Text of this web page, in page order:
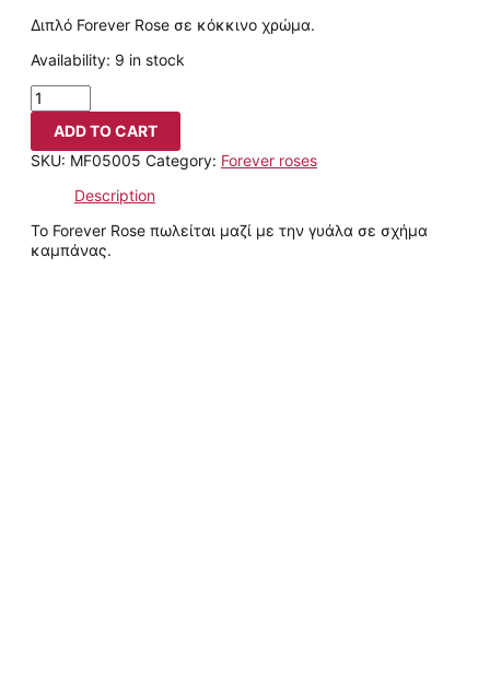
Διπλό Forever Rose σε κόκκινο χρώμα.
Availability: 9 in stock
ADD TO CART
SKU: MF05005 Category: Forever roses
Description
Το Forever Rose πωλείται μαζί με την γυάλα σε σχήμα
καμπάνας.